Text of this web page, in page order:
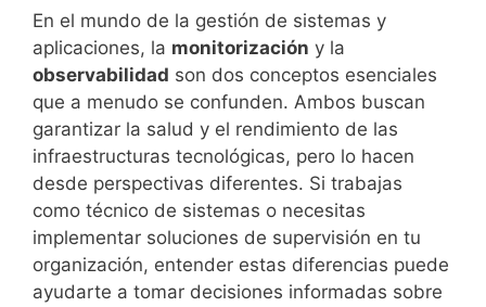
En el mundo de la gestión de sistemas y
aplicaciones, la monitorización y la
observabilidad son dos conceptos esenciales
que a menudo se confunden. Ambos buscan
garantizar la salud y el rendimiento de las
infraestructuras tecnológicas, pero lo hacen
desde perspectivas diferentes. Si trabajas
como técnico de sistemas o necesitas
implementar soluciones de supervisión en tu
organización, entender estas diferencias puede
ayudarte a tomar decisiones informadas sobre